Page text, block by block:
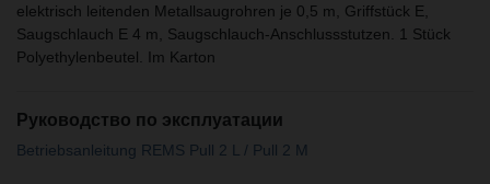
elektrisch leitenden Metallsaugrohren je 0,5 m, Griffstück E,
Saugschlauch E 4 m, Saugschlauch-Anschlussstutzen. 1 Stück
Polyethylenbeutel. Im Karton
Руководство по эксплуатации
Betriebsanleitung REMS Pull 2 L / Pull 2 M